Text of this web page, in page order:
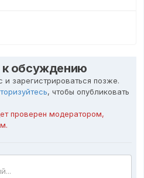
к обсуждению
зарегистрироваться позже.
, чтобы опубликовать
проверен модератором,